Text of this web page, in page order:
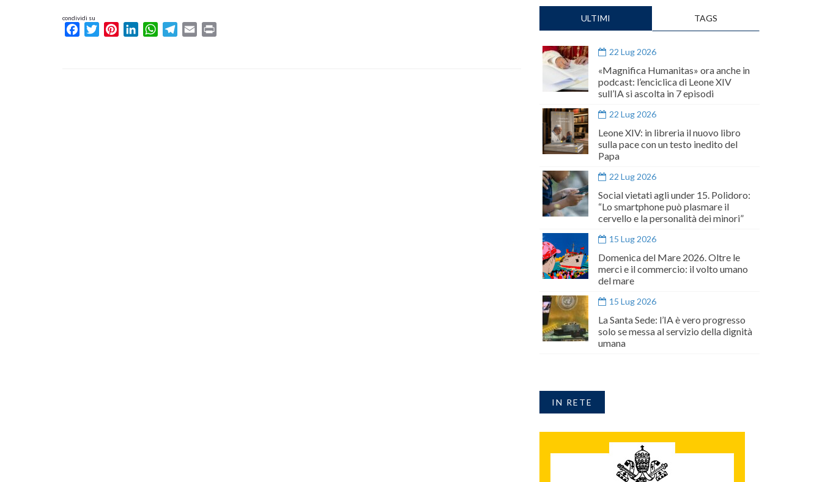
condividi su
FacebookTwitterPinterestLinkedInWhatsAppTelegram
Email
ULTIMI TAGS
22 Lug 2026
«Magnifica Humanitas» ora anche in
podcast: l’enciclica di Leone XIV
sull’IA si ascolta in 7 episodi
22 Lug 2026
Leone XIV: in libreria il nuovo libro
sulla pace con un testo inedito del
Papa
22 Lug 2026
Social vietati agli under 15. Polidoro:
“Lo smartphone può plasmare il
cervello e la personalità dei minori”
15 Lug 2026
Domenica del Mare 2026. Oltre le
merci e il commercio: il volto umano
del mare
15 Lug 2026
La Santa Sede: l’IA è vero progresso
solo se messa al servizio della dignità
umana
IN RETE